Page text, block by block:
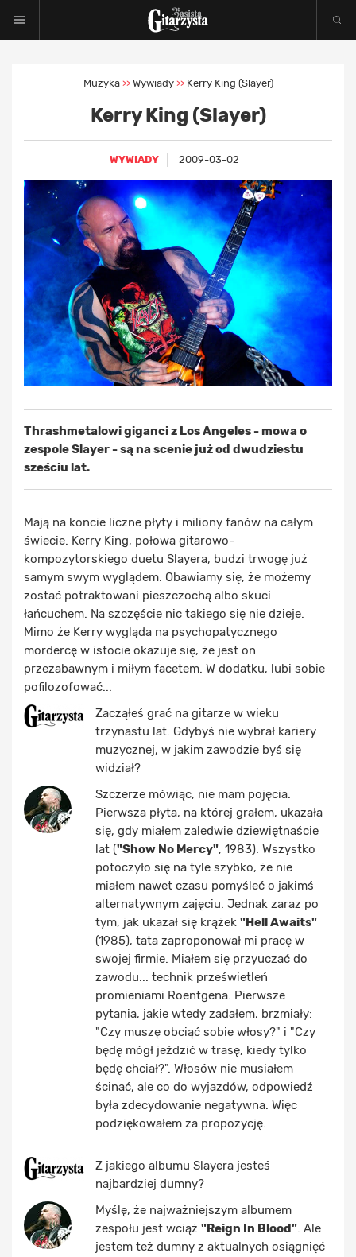
Muzyka >> Wywiady >> Kerry King (Slayer)
Kerry King (Slayer)
WYWIADY 2009-03-02
Thrashmetalowi giganci z Los Angeles - mowa o
zespole Slayer - są na scenie już od dwudziestu
sześciu lat.
Mają na koncie liczne płyty i miliony fanów na całym
świecie. Kerry King, połowa gitarowo-
kompozytorskiego duetu Slayera, budzi trwogę już
samym swym wyglądem. Obawiamy się, że możemy
zostać potraktowani pieszczochą albo skuci
łańcuchem. Na szczęście nic takiego się nie dzieje.
Mimo że Kerry wygląda na psychopatycznego
mordercę w istocie okazuje się, że jest on
przezabawnym i miłym facetem. W dodatku, lubi sobie
pofilozofować...
Zacząłeś grać na gitarze w wieku
trzynastu lat. Gdybyś nie wybrał kariery
muzycznej, w jakim zawodzie byś się
widział?
Szczerze mówiąc, nie mam pojęcia.
Pierwsza płyta, na której grałem, ukazała
się, gdy miałem zaledwie dziewiętnaście
lat ("Show No Mercy", 1983). Wszystko
potoczyło się na tyle szybko, że nie
miałem nawet czasu pomyśleć o jakimś
alternatywnym zajęciu. Jednak zaraz po
tym, jak ukazał się krążek "Hell Awaits"
(1985), tata zaproponował mi pracę w
swojej firmie. Miałem się przyuczać do
zawodu... technik prześwietleń
promieniami Roentgena. Pierwsze
pytania, jakie wtedy zadałem, brzmiały:
"Czy muszę obciąć sobie włosy?" i "Czy
będę mógł jeździć w trasę, kiedy tylko
będę chciał?". Włosów nie musiałem
ścinać, ale co do wyjazdów, odpowiedź
była zdecydowanie negatywna. Więc
podziękowałem za propozycję.
Z jakiego albumu Slayera jesteś
najbardziej dumny?
Myślę, że najważniejszym albumem
zespołu jest wciąż "Reign In Blood". Ale
jestem też dumny z aktualnych osiągnięć